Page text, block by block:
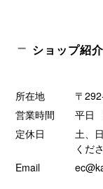
ショップ紹介
所在地
〒
営業時間
平日
定休日
土、
くだ
Email